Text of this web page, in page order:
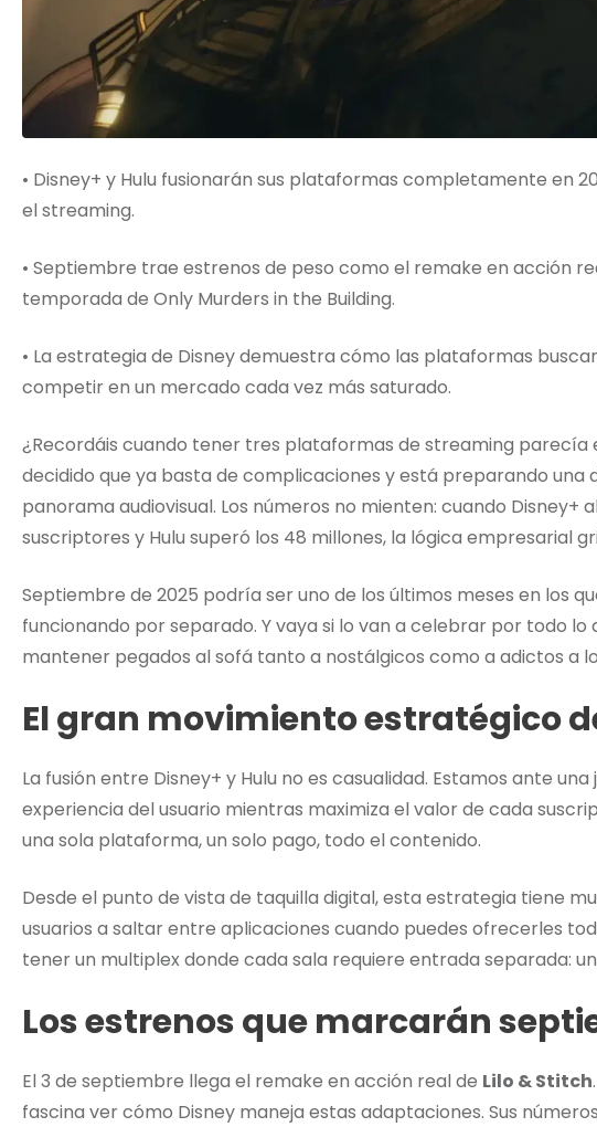
• Disney+ y Hulu fusionarán sus plataformas completamente en
el streaming.
• Septiembre trae estrenos de peso como el remake en acción
temporada de Only Murders in the Building.
• La estrategia de Disney demuestra cómo las plataformas
competir en un mercado cada vez más saturado.
¿Recordáis cuando tener tres plataformas de streaming parecía
decidido que ya basta de complicaciones y está preparando una
panorama audiovisual. Los números no mienten: cuando Disney+
suscriptores y Hulu superó los 48 millones, la lógica empresarial
Septiembre de 2025 podría ser uno de los últimos meses en los
funcionando por separado. Y vaya si lo van a celebrar por todo
mantener pegados al sofá tanto a nostálgicos como a adictos a
El gran movimiento estratégico
La fusión entre Disney+ y Hulu no es casualidad. Estamos ante
experiencia del usuario mientras maximiza el valor de cada
una sola plataforma, un solo pago, todo el contenido.
Desde el punto de vista de taquilla digital, esta estrategia tiene
usuarios a saltar entre aplicaciones cuando puedes ofrecerles
tener un multiplex donde cada sala requiere entrada separada:
Los estrenos que marcarán
El 3 de septiembre llega el remake en acción real de Lilo & Stitch
fascina ver cómo Disney maneja estas adaptaciones. Sus